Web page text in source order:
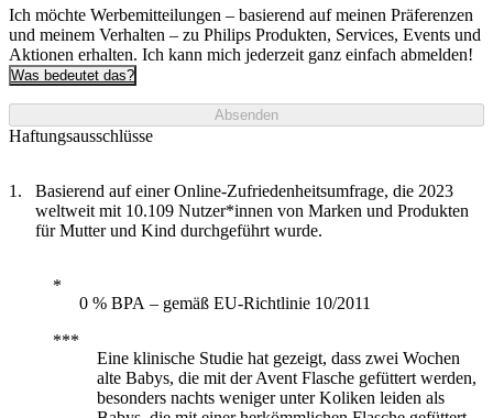
Ich möchte Werbemitteilungen – basierend auf meinen Präferenzen
und meinem Verhalten – zu Philips Produkten, Services, Events und
Aktionen erhalten. Ich kann mich jederzeit ganz einfach abmelden!
Was bedeutet das?
Absenden
Haftungsausschlüsse
Basierend auf einer Online-Zufriedenheitsumfrage, die 2023
weltweit mit 10.109 Nutzer*innen von Marken und Produkten
für Mutter und Kind durchgeführt wurde.
0 % BPA – gemäß EU-Richtlinie 10/2011
Eine klinische Studie hat gezeigt, dass zwei Wochen
alte Babys, die mit der Avent Flasche gefüttert werden,
besonders nachts weniger unter Koliken leiden als